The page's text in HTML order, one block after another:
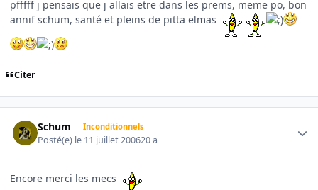
pfffff j pensais que j allais etre dans les prems, meme po, bon
annif schum, santé et pleins de pitta elmas
Citer
Schum Inconditionnels
Posté(e) le 11 juillet 200620 a
Encore merci les mecs